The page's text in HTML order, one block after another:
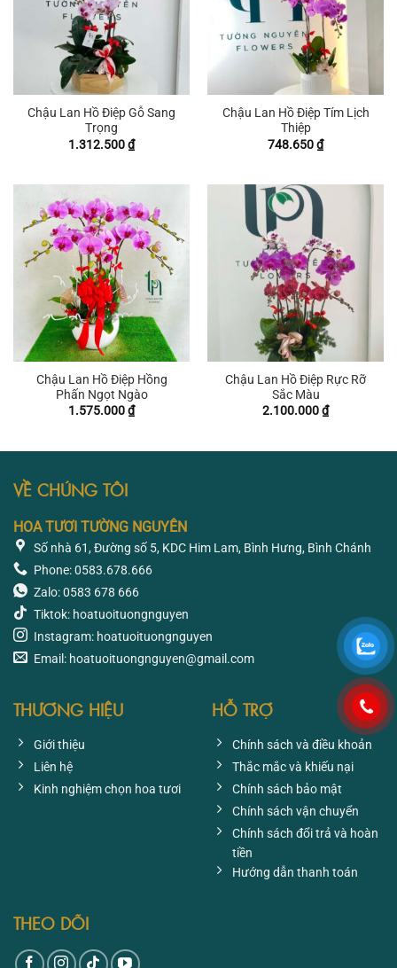
Chậu Lan Hồ Điệp Gỗ Sang
Trọng
1.312.500₫
Chậu Lan Hồ Điệp Tím Lịch
Thiệp
748.650₫
Chậu Lan Hồ Điệp Hồng
Phấn Ngọt Ngào
1.575.000₫
Chậu Lan Hồ Điệp Rực Rỡ
Sắc Màu
2.100.000₫
VỀ CHÚNG TÔI
HOA TƯƠI TƯỜNG NGUYÊN
Số nhà 61, Đường số 5, KDC Him Lam, Bình Hưng, Bình Chánh
Phone: 0583.678.666
Zalo: 0583 678 666
Tiktok: hoatuoituongnguyen
Instagram: hoatuoituongnguyen
Email: hoatuoituongnguyen@gmail.com
THƯƠNG HIỆU
Giới thiệu
Liên hệ
Kinh nghiệm chọn hoa tươi
HỖ TRỢ
Chính sách và điều khoản
Thắc mắc và khiếu nại
Chính sách bảo mật
Chính sách vận chuyển
Chính sách đổi trả và hoàn
tiền
Hướng dẫn thanh toán
THEO DÕI